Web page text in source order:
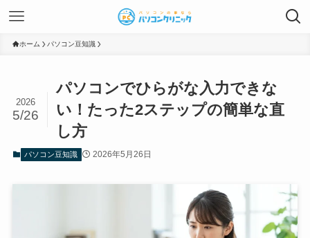
ホーム パソコン豆知識
パソコンでひらがな入力できな
い！たった2ステップの簡単な直
し方
2026
5/26
パソコン豆知識 2026年5月26日